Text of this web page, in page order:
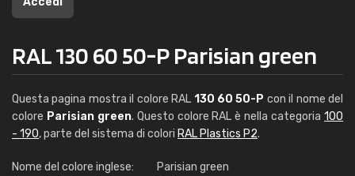
RAL 130 60 50-P Parisian green
Questa pagina mostra il colore RAL 130 60 50-P con il nome del
colore Parisian green. Questo colore RAL è nella categoria100
- 190, parte del sistema di colori RAL Plastics P2.
Nome del colore inglese:
Parisian green